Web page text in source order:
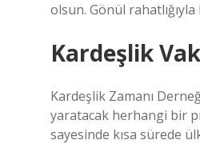
olsun. Gönül
Kardeşlik
Kardeşlik Zamanı
yaratacak herhangi bir
sayesinde kısa sürede